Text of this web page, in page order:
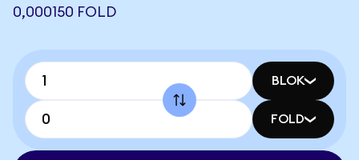
0,000150 FOLD
BLOK
FOLD